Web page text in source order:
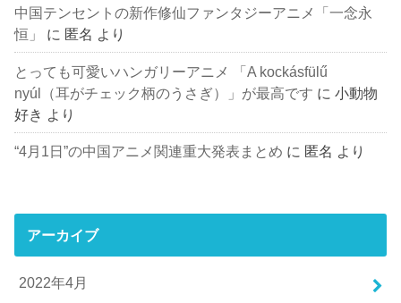
中国テンセントの新作修仙ファンタジーアニメ「一念永
恒」
に 匿名 より
とっても可愛いハンガリーアニメ 「A kockásfülű
nyúl（耳がチェック柄のうさぎ）」が最高です に小動物
好き より
“4月1日”の中国アニメ関連重大発表まとめ に 匿名 より
アーカイブ
2022年4月